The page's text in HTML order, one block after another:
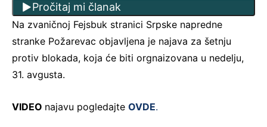
Pročitaj mi članak
Na zvaničnoj Fejsbuk stranici Srpske napredne
stranke Požarevac objavljena je najava za šetnju
protiv blokada, koja će biti orgnaizovana u nedelju,
31. avgusta.
VIDEO najavu pogledajte OVDE.